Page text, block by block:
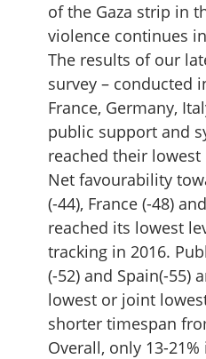
of the Gaza strip in
violence continues
The results of our
survey – conducted
France, Germany,
public support and
reached their
Net favourability
(-44), France (-48)
reached its lowest
tracking in 2016.
(-52) and Spain(-55)
lowest or joint
shorter timespan
Overall, only 13-